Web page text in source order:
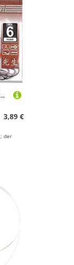
Mikado 10 River Feeder Angelhaken Feederhaken Methodfeeder mit Öse Gr. 8-16 (8)
3,89 €
der